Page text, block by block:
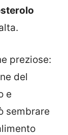
preziose:
del
e
sembrare